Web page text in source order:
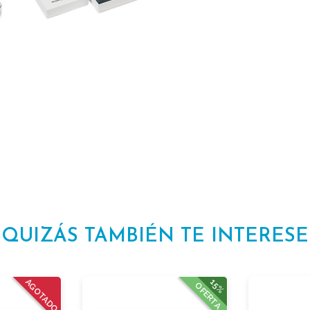
QUIZÁS TAMBIÉN TE INTERESE
AGOTADO 15%
OFERTA